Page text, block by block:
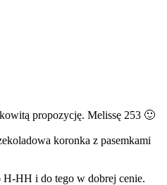
propozycję. Melissę 253 🙂
koronka z pasemkami
H-HH i do tego w dobrej cenie.